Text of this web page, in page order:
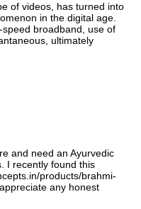
of videos, has turned into
in the digital age.
broadband, use of
ultimately
and need an Ayurvedic
I recently found this
products/brahmi-
any honest